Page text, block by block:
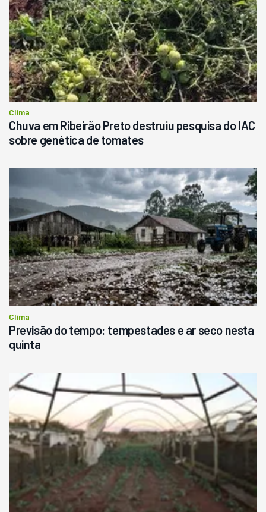
Clima
Chuva em Ribeirão Preto destruiu pesquisa do IAC
sobre genética de tomates
Clima
Previsão do tempo: tempestades e ar seco nesta
quinta